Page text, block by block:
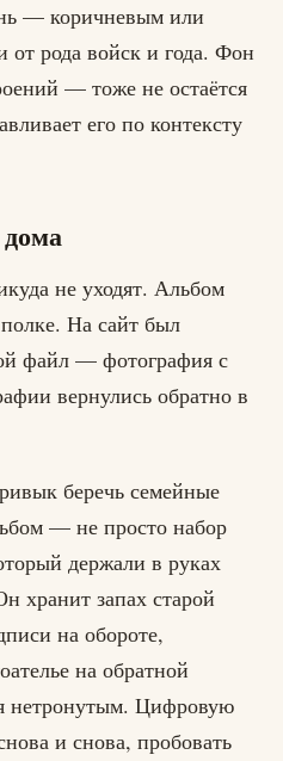
— коричневым или
рода войск и года. Фон
— тоже не остаётся
его по контексту
не уходят. Альбом
На сайт был
файл — фотография с
вернулись обратно в
беречь семейные
— не просто набор
держали в руках
хранит запах старой
на обороте,
на обратной
нетронутым. Цифровую
и снова, пробовать